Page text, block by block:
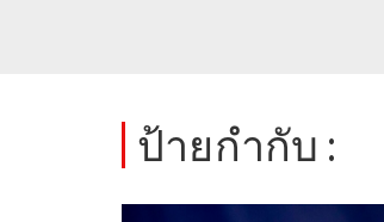
ป้ายกำกับ :